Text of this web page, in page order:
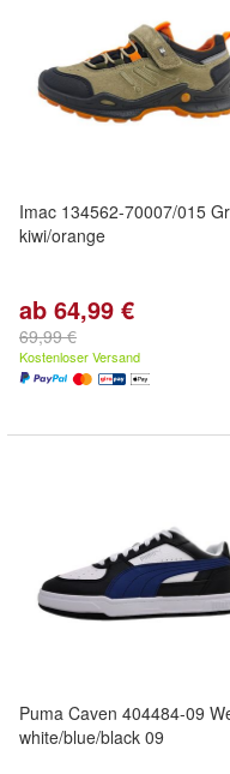
Imac 134562-70007/015
kiwi/orange
ab 64,99 €
69,99 €
Kostenloser Versand
Puma Caven 404484-09
white/blue/black 09